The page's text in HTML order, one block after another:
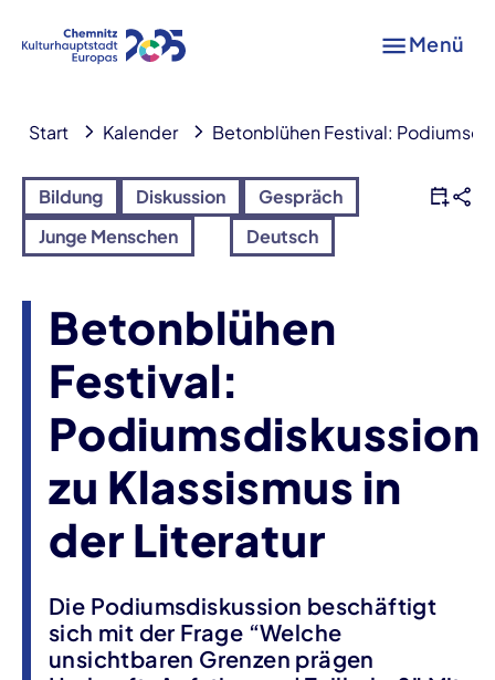
Menü
Start Kalender Betonblühen Festival:
Bildung Diskussion
Gespräch
Junge Menschen
Deutsch
Betonblühen
Festival:
Podiumsdiskussion
zu Klassismus in
der Literatur
Die Podiumsdiskussion beschäftigt
sich mit der Frage “Welche
unsichtbaren Grenzen prägen